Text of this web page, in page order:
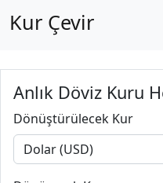
Kur Çevir
Anlık Döviz Kuru
Dönüştürülecek Kur